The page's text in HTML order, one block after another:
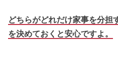
どちらがどれだけ家事を分担
を決めておくと安心ですよ。